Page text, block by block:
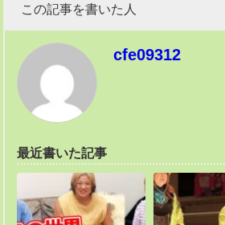
この記事を書いた人
cfe09312
最近書いた記事